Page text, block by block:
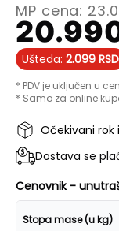
MP cena:
Ušteda: 2.099 RSD
* PDV je uključen u
* Samo za online
Očekivani rok
Dostava se
Cenovnik -
Stopa mase (u kg)